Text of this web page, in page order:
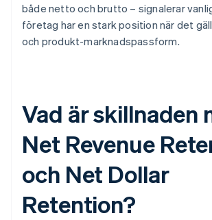
både netto och brutto – signalerar
företag har en stark position när det
och produkt-marknadspassform.
Vad är skillnaden
Net Revenue
och Net Dollar
Retention?